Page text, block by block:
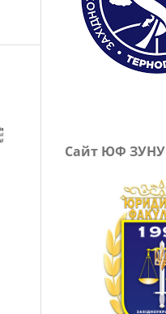
Сайт ЮФ ЗУНУ